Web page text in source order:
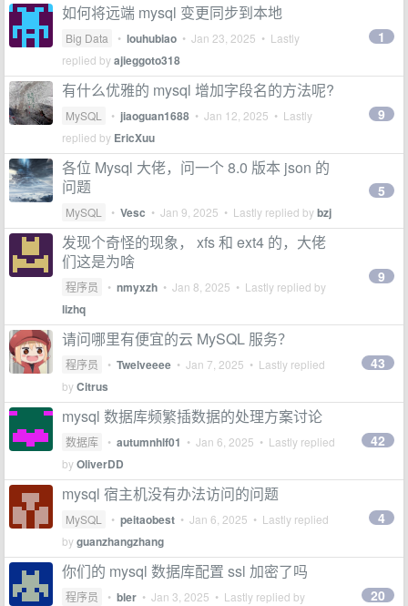
如何将远端 mysql 变更同步到本地
Big Data • louhubiao • Jan 23, 2025 • Lastly
replied byajieggoto318
1
有什么优雅的 mysql 增加字段名的方法呢?
MySQL • jiaoguan1688 • Jan 12, 2025 • Lastly
replied by EricXuu
9
各位 Mysql 大佬，问一个 8.0 版本 json 的
问题
MySQL • Vesc • Jan 9, 2025 • Lastly replied bybzj
5
发现个奇怪的现象， xfs 和 ext4 的，大佬
们这是为啥
程序员 • nmyxzh • Jan 8, 2025 • Lastly replied by
lizhq
9
请问哪里有便宜的云 MySQL 服务？
程序员 • Twelveeee • Jan 7, 2025 • Lastly replied
byCitrus
43
mysql 数据库频繁插数据的处理方案讨论
数据库 • autumnhlf01 • Jan 6, 2025 • Lastly replied
byOliverDD
42
mysql 宿主机没有办法访问的问题
MySQL • peitaobest • Jan 6, 2025 • Lastly replied
byguanzhangzhang
4
你们的 mysql 数据库配置 ssl 加密了吗
程序员 • bler • Jan 3, 2025 • Lastly replied by 20